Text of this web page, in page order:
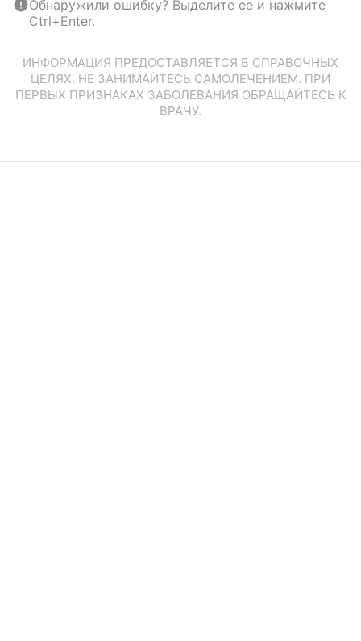
Обнаружили ошибку? Выделите ее и нажмите
Ctrl+Enter.
ИНФОРМАЦИЯ ПРЕДОСТАВЛЯЕТСЯ В СПРАВОЧНЫХ
ЦЕЛЯХ. НЕ ЗАНИМАЙТЕСЬ САМОЛЕЧЕНИЕМ. ПРИ
ПЕРВЫХ ПРИЗНАКАХ ЗАБОЛЕВАНИЯ ОБРАЩАЙТЕСЬ К
ВРАЧУ.